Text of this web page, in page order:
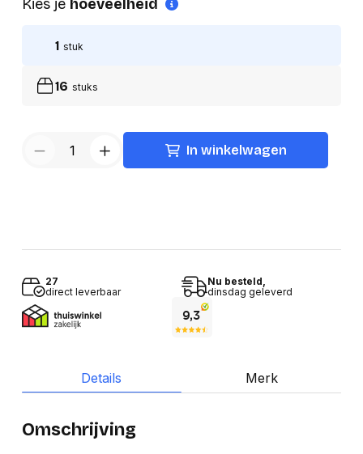
Kies je hoeveelheid
1 stuk
16 stuks
In winkelwagen
27
direct leverbaar
Nu besteld,
dinsdag geleverd
Details Merk
Omschrijving